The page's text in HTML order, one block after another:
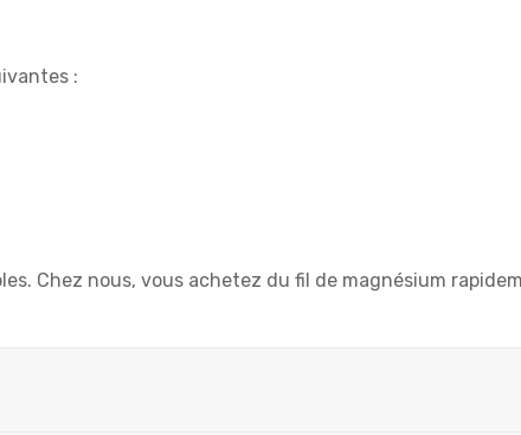
:
Chez nous, vous achetez du fil de magnésium